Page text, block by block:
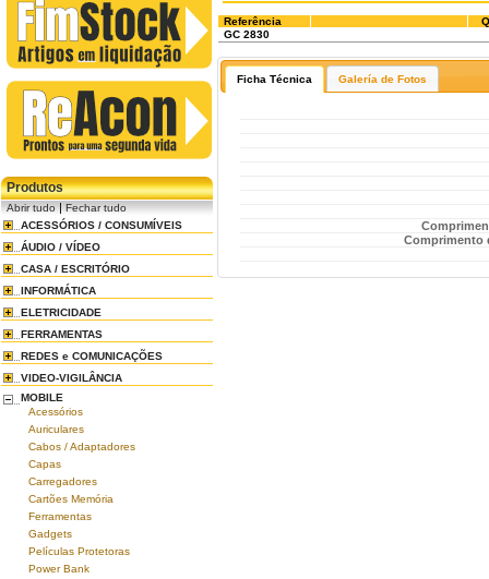
Produtos
Abrir tudo|Fechar tudo
ACESSÓRIOS / CONSUMÍVEIS
ÁUDIO / VÍDEO
CASA / ESCRITÓRIO
INFORMÁTICA
ELETRICIDADE
FERRAMENTAS
REDES e COMUNICAÇÕES
VIDEO-VIGILÂNCIA
MOBILE
Acessórios
Auriculares
Cabos / Adaptadores
Capas
Carregadores
Cartões Memória
Ferramentas
Gadgets
Películas Protetoras
Power Bank
Referência
GC 2830
Ficha Técnica Galería de Fotos
Comprimento